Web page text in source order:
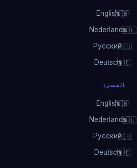
🇬🇧
English
🇳🇱
Nederlands
🇷🇺
Русский
🇩🇪
Deutsch
المسرد
🇬🇧
English
🇳🇱
Nederlands
🇷🇺
Русский
🇩🇪
Deutsch